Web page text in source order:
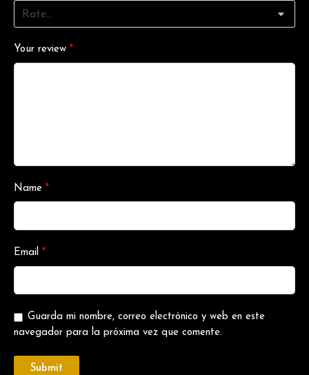
Your review *
Name *
Email *
Guarda mi nombre, correo electrónico y web en este
navegador para la próxima vez que comente.